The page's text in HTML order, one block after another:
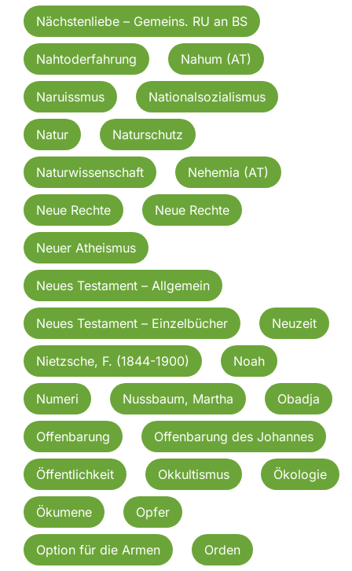
Nächstenliebe – Gemeins. RU an BS
Nahtoderfahrung Nahum (AT)
Naruissmus Nationalsozialismus
Natur Naturschutz
Naturwissenschaft Nehemia (AT)
Neue Rechte Neue Rechte
Neuer Atheismus
Neues Testament – Allgemein
Neues Testament – Einzelbücher Neuzeit
Nietzsche, F. (1844-1900) Noah
Numeri Nussbaum, Martha Obadja
Offenbarung Offenbarung des Johannes
Öffentlichkeit Okkultismus Ökologie
Ökumene Opfer
Option für die Armen Orden